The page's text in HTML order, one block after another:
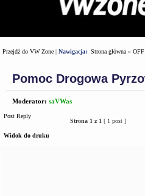
Przejdź do VW Zone | Nawigacja: Strona główna »
Pomoc Drogowa
Moderator: saVWas
Post Reply
Strona 1 z 1 [ 1 post ]
Widok do druku